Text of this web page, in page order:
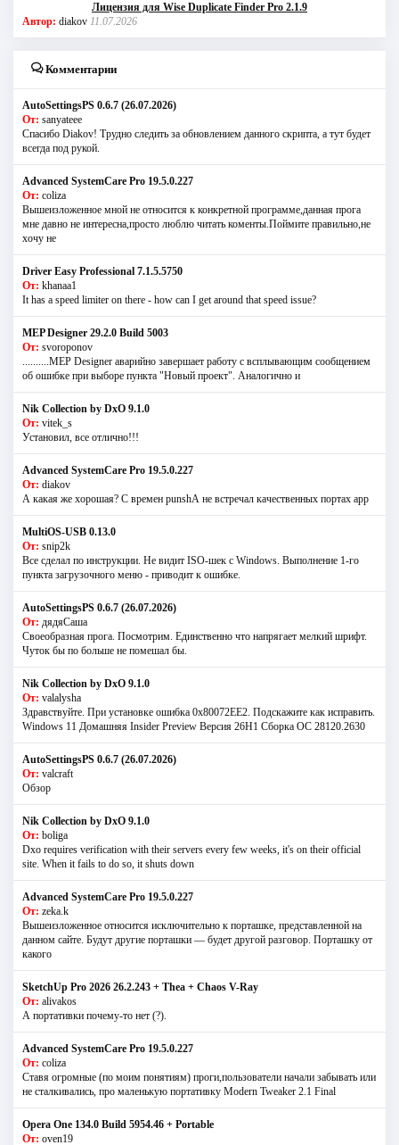
Лицензия для Wise Duplicate Finder Pro 2.1.9
Автор: diakov 11.07.2026
Комментарии
AutoSettingsPS 0.6.7 (26.07.2026)
От: sanyateee
Спасибо Diakov! Трудно следить за обновлением данного скрипта, а тут будет
всегда под рукой.
Advanced SystemCare Pro 19.5.0.227
От: coliza
Вышеизложенное мной не относится к конкретной программе,данная прога
мне давно не интересна,просто люблю читать коменты.Поймите правильно,не
хочу не
Driver Easy Professional 7.1.5.5750
От: khanaa1
It has a speed limiter on there - how can I get around that speed issue?
MEP Designer 29.2.0 Build 5003
От: svoroponov
..........MEP Designer аварийно завершает работу с всплывающим сообщением
об ошибке при выборе пункта "Новый проект". Аналогично и
Nik Collection by DxO 9.1.0
От: vitek_s
Установил, все отлично!!!
Advanced SystemCare Pro 19.5.0.227
От: diakov
А какая же хорошая? С времен punshА не встречал качественных портах app
MultiOS-USB 0.13.0
От: snip2k
Все сделал по инструкции. Не видит ISO-шек с Windows. Выполнение 1-го
пункта загрузочного меню - приводит к ошибке.
AutoSettingsPS 0.6.7 (26.07.2026)
От: дядяСаша
Своеобразная прога. Посмотрим. Единственно что напрягает мелкий шрифт.
Чуток бы по больше не помешал бы.
Nik Collection by DxO 9.1.0
От: valalysha
Здравствуйте. При установке ошибка 0х80072EE2. Подскажите как исправить.
Windows 11 Домашняя Insider Preview Версия 26H1 Сборка ОС 28120.2630
AutoSettingsPS 0.6.7 (26.07.2026)
От: valcraft
Обзор
Nik Collection by DxO 9.1.0
От: boliga
Dxo requires verification with their servers every few weeks, it's on their official
site. When it fails to do so, it shuts down
Advanced SystemCare Pro 19.5.0.227
От: zeka.k
Вышеизложенное относится исключительно к порташке, представленной на
данном сайте. Будут другие порташки — будет другой разговор. Порташку от
какого
SketchUp Pro 2026 26.2.243 + Thea + Chaos V-Ray
От: alivakos
А портативки почему-то нет (?).
Advanced SystemCare Pro 19.5.0.227
От: coliza
Ставя огромные (по моим понятиям) проги,пользователи начали забывать или
не сталкивались, про маленькую портативку Modern Tweaker 2.1 Final
Opera One 134.0 Build 5954.46 + Portable
От: oven19